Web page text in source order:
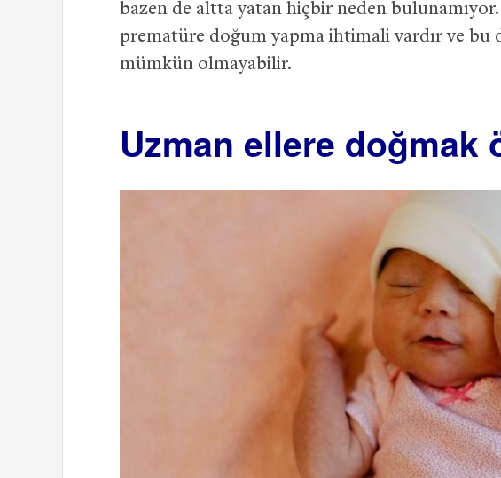
bazen de altta yatan hiçbir neden
prematüre doğum yapma ihtimali vardır ve
mümkün olmayabilir.
Uzman ellere doğmak